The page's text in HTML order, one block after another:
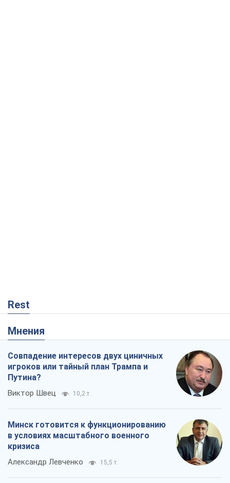
Rest
Мнения
Совпадение интересов двух циничных
игроков или тайный план Трампа и
Путина?
Виктор Швец 10,2 т.
Минск готовится к функционированию
в условиях масштабного военного
кризиса
Александр Левченко 15,5 т.